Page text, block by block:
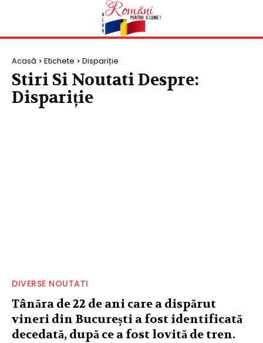
Acasă Etichete Dispariție
Stiri Si Noutati Despre:
Dispariție
DIVERSE NOUTATI
Tânăra de 22 de ani care a dispărut
vineri din București a fost identificată
decedată, după ce a fost lovită de tren.